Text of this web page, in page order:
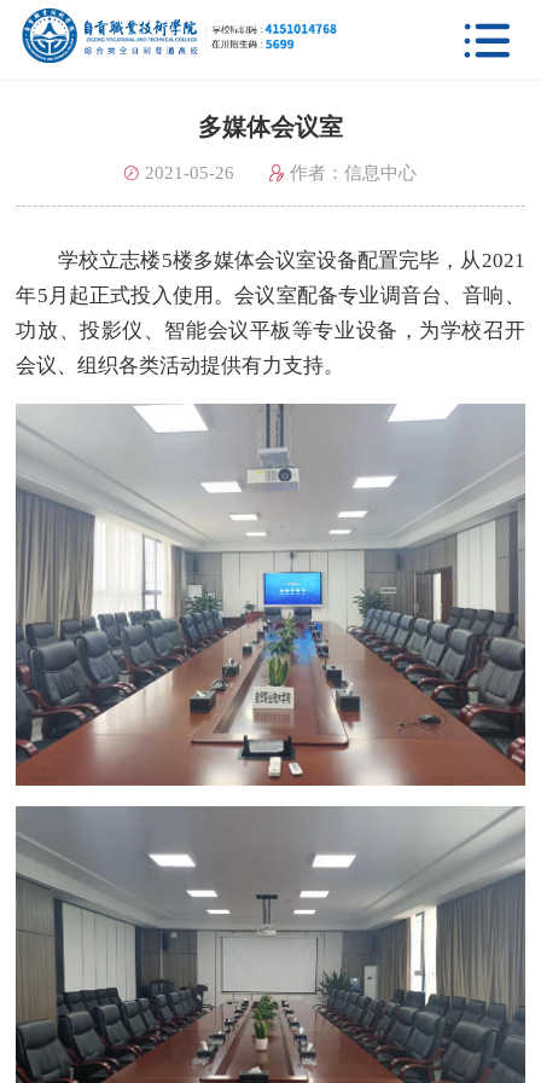

多媒体会议室
2021-05-26 作者：信息中心
学校立志楼5楼多媒体会议室设备配置完毕，从2021
年5月起正式投入使用。会议室配备专业调音台、音响、
功放、投影仪、智能会议平板等专业设备，为学校召开
会议、组织各类活动提供有力支持。